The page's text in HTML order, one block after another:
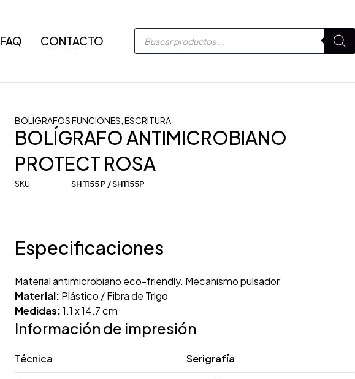
FAQ CONTACTO
BOLIGRAFOS FUNCIONES ,ESCRITURA
BOLÍGRAFO ANTIMICROBIANO
PROTECT ROSA
SKU SH 1155 P / SH1155P
Especificaciones
Material antimicrobiano eco-friendly. Mecanismo pulsador
Material: Plástico / Fibra de Trigo
Medidas:1.1 x 14.7 cm
Información de impresión
Técnica Serigrafía